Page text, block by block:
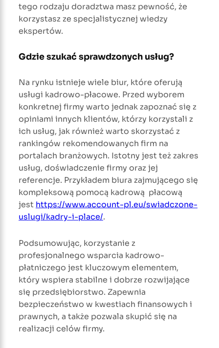
tego rodzaju doradztwa masz pewność, że
korzystasz ze specjalistycznej wiedzy
ekspertów.
Gdzie szukać sprawdzonych usług?
Na rynku istnieje wiele biur, które oferują
usługi kadrowo-płacowe. Przed wyborem
konkretnej firmy warto jednak zapoznać się z
opiniami innych klientów, którzy korzystali z
ich usług, jak również warto skorzystać z
rankingów rekomendowanych firm na
portalach branżowych. Istotny jest też zakres
usług, doświadczenie firmy oraz jej
referencje. Przykładem biura zajmującego się
kompleksową pomocą kadrową płacową
jest https://www.account-pl.eu/swiadczone-
uslugi/kadry-i-place/.
Podsumowując, korzystanie z
profesjonalnego wsparcia kadrowo-
płatniczego jest kluczowym elementem,
który wspiera stabilne i dobrze rozwijające
się przedsiębiorstwo. Zapewnia
bezpieczeństwo w kwestiach finansowych i
prawnych, a także pozwala skupić się na
realizacji celów firmy.